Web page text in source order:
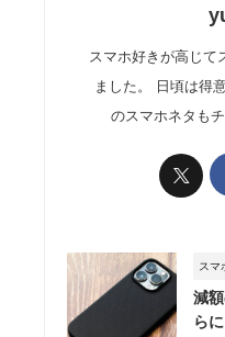
スマホ好きが高じて
ました。 日頃は得
のスマホネタも
スマ
減
ら